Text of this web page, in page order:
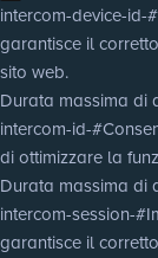
intercom-device-id-#
garantisce il
sito web.
Durata massima di
intercom-id-#
di ottimizzare la
Durata massima di
intercom-session-#
garantisce il